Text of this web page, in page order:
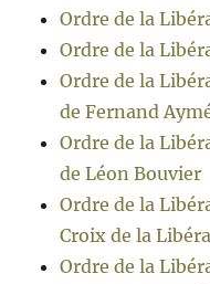
Ordre de la
Ordre de la
Ordre de la
de Fernand
Ordre de la
de Léon Bouvier
Ordre de la
Croix de la
Ordre de la